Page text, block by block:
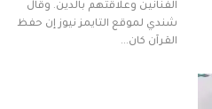
الفنانين وعلاقتهم بالدين. وقال
شندي لموقع التايمز نيوز إن حفظ
القرآن كان…